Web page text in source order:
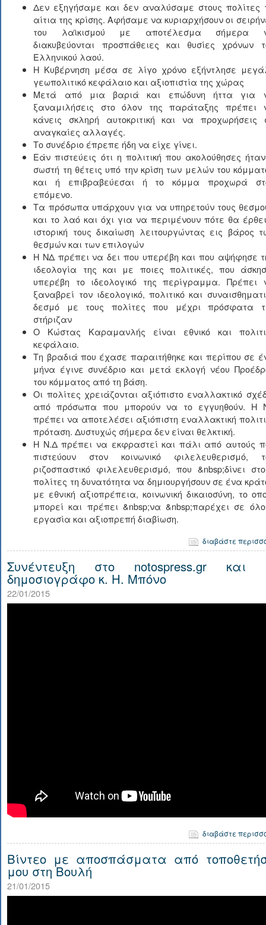
Δεν εξηγήσαμε και δεν αναλύσαμε στους πολίτες
αίτια της κρίσης. Αφήσαμε να κυριαρχήσουν οι
του λαϊκισμού με αποτέλεσμα σήμερα
διακυβεύονται προσπάθειες και θυσίες χρόνων
Ελληνικού λαού.
Η Κυβέρνηση μέσα σε λίγο χρόνο εξήντλησε
γεωπολιτικό κεφάλαιο και αξιοπιστία της χώρας
Μετά από μια βαριά και επώδυνη ήττα για
ξαναμιλήσεις στο όλον της παράταξης πρέπει
κάνεις σκληρή αυτοκριτική και να προχωρήσεις
αναγκαίες αλλαγές.
Το συνέδριο έπρεπε ήδη να είχε γίνει.
Εάν πιστεύεις ότι η πολιτική που ακολούθησες
σωστή τη θέτεις υπό την κρίση των μελών του
και ή επιβραβεύεσαι ή το κόμμα προχωρά
επόμενο.
Τα πρόσωπα υπάρχουν για να υπηρετούν τους
και το λαό και όχι για να περιμένουν πότε θα
ιστορική τους δικαίωση λειτουργώντας εις βάρος
θεσμών και των επιλογών
Η ΝΔ πρέπει να δει που υπερέβη και που αψήφησε
ιδεολογία της και με ποιες πολιτικές, που
υπερέβη το ιδεολογικό της περίγραμμα. Πρέπει
ξαναβρεί τον ιδεολογικό, πολιτικό και
δεσμό με τους πολίτες που μέχρι πρόσφατα
στήριζαν
Ο Κώστας Καραμανλής είναι εθνικό και
κεφάλαιο.
Τη βραδιά που έχασε παραιτήθηκε και περίπου σε
μήνα έγινε συνέδριο και μετά εκλογή νέου
του κόμματος από τη βάση.
Οι πολίτες χρειάζονται αξιόπιστο εναλλακτικό
από πρόσωπα που μπορούν να το εγγυηθούν. Η
πρέπει να αποτελέσει αξιόπιστη εναλλακτική
πρόταση. Δυστυχώς σήμερα δεν είναι θελκτική.
Η Ν.Δ πρέπει να εκφραστεί και πάλι από αυτούς
πιστεύουν στον κοινωνικό φιλελευθερισμό,
ριζοσπαστικό φιλελευθερισμό, που &nbsp;δίνει
πολίτες τη δυνατότητα να δημιουργήσουν σε ένα
με εθνική αξιοπρέπεια, κοινωνική δικαιοσύνη, το
μπορεί και πρέπει &nbsp;να &nbsp;παρέχει σε
εργασία και αξιοπρεπή διαβίωση.
διαβάστε
Συνέντευξη στο notospress.gr και
δημοσιογράφο κ. Η. Μπόνο
22/01/2015
διαβάστε
Βίντεο με αποσπάσματα από
μου στη Βουλή
21/01/2015